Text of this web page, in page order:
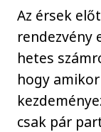
Az érsek
rendezvény
hetes
hogy
csak pár